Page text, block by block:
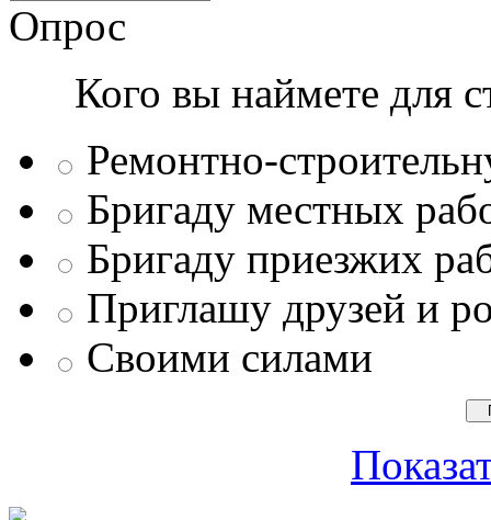
Опрос
Кого вы наймете для
Ремонтно-
Бригаду местных
Бригаду приезжих
Приглашу друзей и
Своими силами